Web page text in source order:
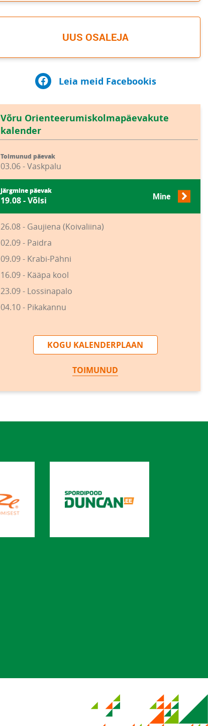
UUS OSALEJA
Leia meid Facebookis
Võru Orienteerumiskolmapäevakute
kalender
Toimunud päevak
03.06 - Vaskpalu
Järgmine päevak
19.08 - Võlsi Mine
26.08 - Gaujiena (Koivaliina)
02.09 - Paidra
09.09 - Krabi-Pähni
16.09 - Kääpa kool
23.09 - Lossinapalo
04.10 - Pikakannu
KOGU KALENDERPLAAN
TOIMUNUD